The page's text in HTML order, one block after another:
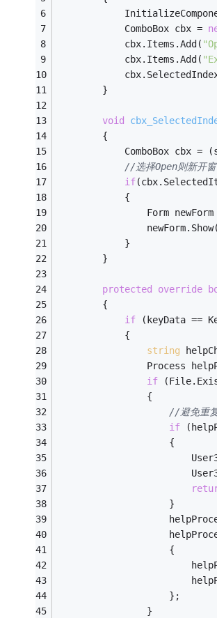
            ComboBox cbx =
            cbx.Items.Add(
            cbx.Items.Add(
        }
void
        {
ComboBox cbx =
//选择Open则新开
if
            {
Form newForm
            }
        }
protected override
        {
if (keyData ==
            {
string
Process
if
                {
//避免重
if
                    {
                    }
                    {
                    };
                }